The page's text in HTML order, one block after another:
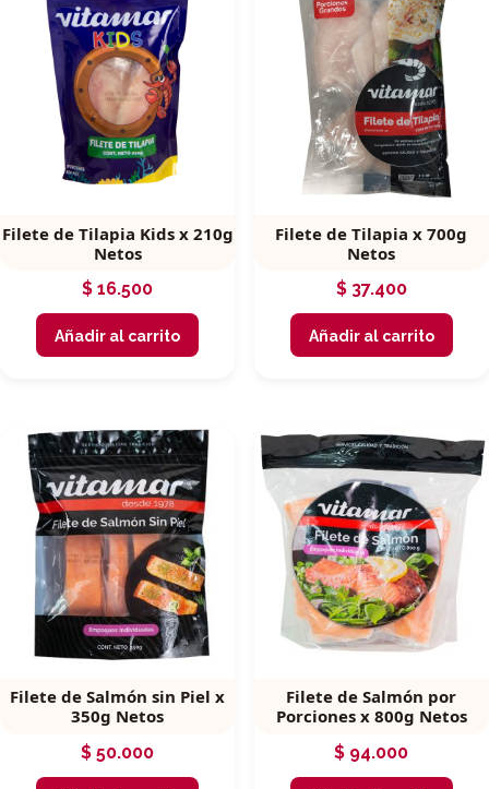
Filete de Tilapia Kids x 210g
Netos
$ 16.500
Añadir al carrito
Filete de Tilapia x 700g
Netos
$37.400
Añadir al carrito
Filete de Salmón sin Piel x
350g Netos
$ 50.000
Filete de Salmón por
Porciones x 800g Netos
$ 94.000